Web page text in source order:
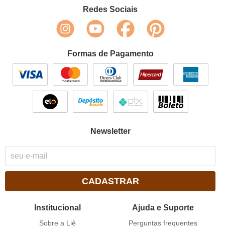
Redes Sociais
Formas de Pagamento
Newsletter
CADASTRAR
Institucional
Sobre a Liê
Ajuda e Suporte
Perguntas frequentes